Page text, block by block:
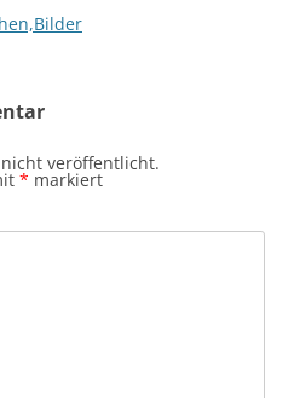
veröffentlicht.
* markiert